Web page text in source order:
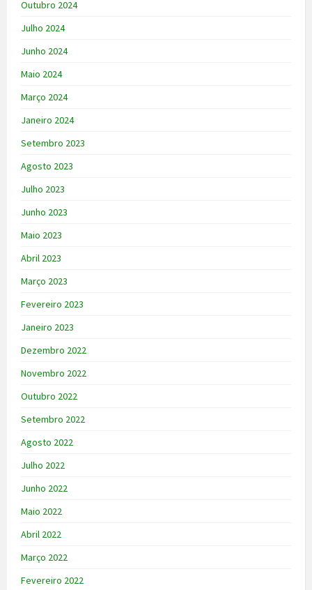
Outubro 2024
Julho 2024
Junho 2024
Maio 2024
Março 2024
Janeiro 2024
Setembro 2023
Agosto 2023
Julho 2023
Junho 2023
Maio 2023
Abril 2023
Março 2023
Fevereiro 2023
Janeiro 2023
Dezembro 2022
Novembro 2022
Outubro 2022
Setembro 2022
Agosto 2022
Julho 2022
Junho 2022
Maio 2022
Abril 2022
Março 2022
Fevereiro 2022